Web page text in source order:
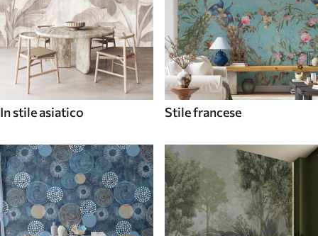
In stile asiatico Stile francese